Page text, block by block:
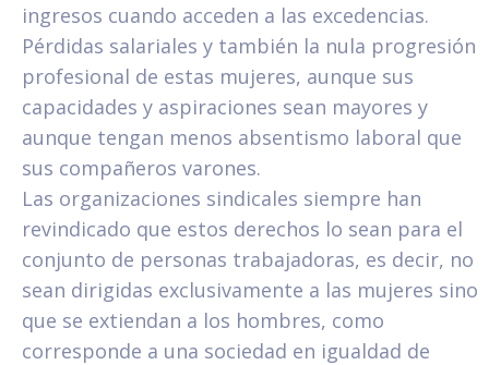
ingresos cuando acceden a las excedencias.
Pérdidas salariales y también la nula progresión
profesional de estas mujeres, aunque sus
capacidades y aspiraciones sean mayores y
aunque tengan menos absentismo laboral que
sus compañeros varones.
Las organizaciones sindicales siempre han
revindicado que estos derechos lo sean para el
conjunto de personas trabajadoras, es decir, no
sean dirigidas exclusivamente a las mujeres sino
que se extiendan a los hombres, como
corresponde a una sociedad en igualdad de